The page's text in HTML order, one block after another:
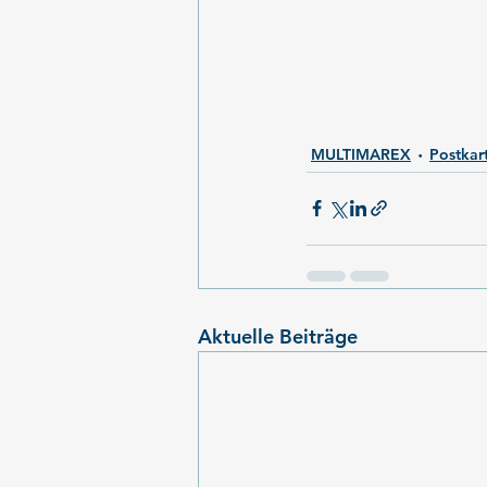
MULTIMAREX
Aktuelle Beiträge